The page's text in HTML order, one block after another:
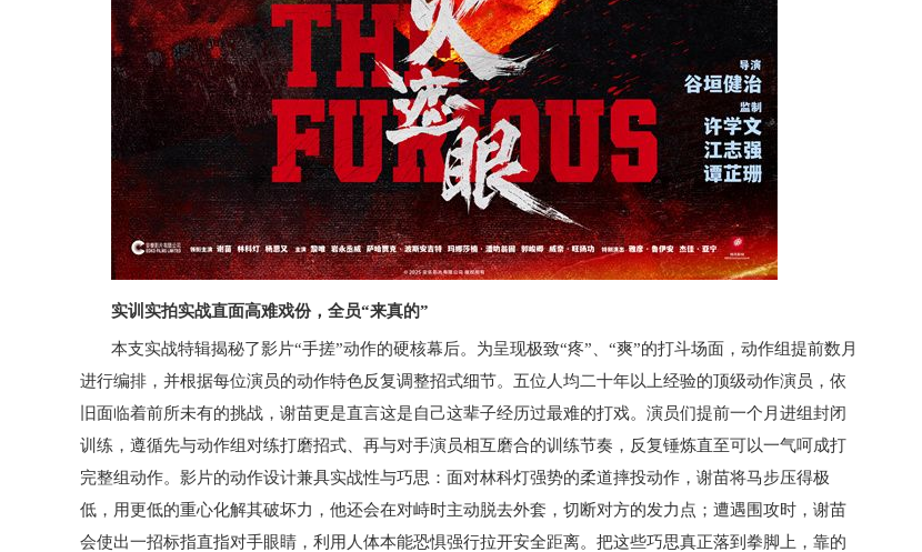
实训实拍实战直面高难戏份，全员“来真的”
本支实战特辑揭秘了影片“手搓”动作的硬核幕后。为呈现极致“疼”、“爽”的打斗场面，动作组提前数月
进行编排，并根据每位演员的动作特色反复调整招式细节。五位人均二十年以上经验的顶级动作演员，依
旧面临着前所未有的挑战，谢苗更是直言这是自己这辈子经历过最难的打戏。演员们提前一个月进组封闭
训练，遵循先与动作组对练打磨招式、再与对手演员相互磨合的训练节奏，反复锤炼直至可以一气呵成打
完整组动作。影片的动作设计兼具实战性与巧思：面对林科灯强势的柔道摔投动作，谢苗将马步压得极
低，用更低的重心化解其破坏力，他还会在对峙时主动脱去外套，切断对方的发力点；遭遇围攻时，谢苗
会使出一招标指直指对手眼睛，利用人体本能恐惧强行拉开安全距离。把这些巧思真正落到拳脚上，靠的